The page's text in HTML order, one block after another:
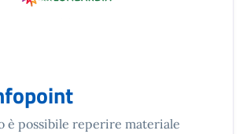
è possibile reperire materiale